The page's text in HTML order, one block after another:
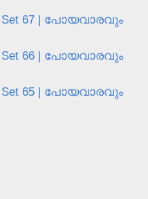
- Set 67 | പോയവാരവും
- Set 66 | പോയവാരവും
- Set 65 | പോയവാരവും